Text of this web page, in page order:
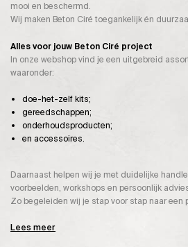
mooi en beschermd.
Wij maken Beton Ciré toegankelijk én
Alles voor jouw Beton Ciré project
In onze webshop vind je een uitgebreid
waaronder:
doe-het-zelf kits;
gereedschappen;
onderhoudsproducten;
en accessoires.
Daarnaast helpen wij je met duidelijke
voorbeelden, workshops en persoonlijk
Zo begeleiden wij je stap voor stap naar
Lees meer